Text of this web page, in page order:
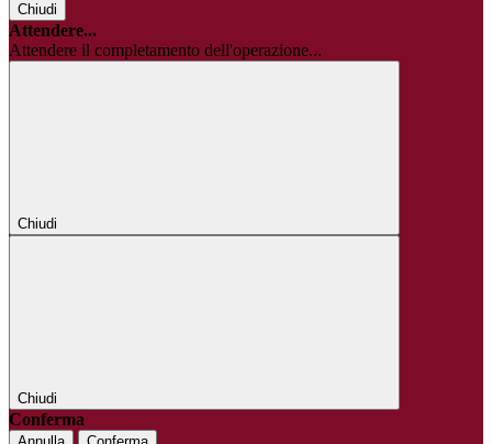
Chiudi
Attendere...
Attendere il completamento dell'operazione...
Chiudi
Chiudi
Conferma